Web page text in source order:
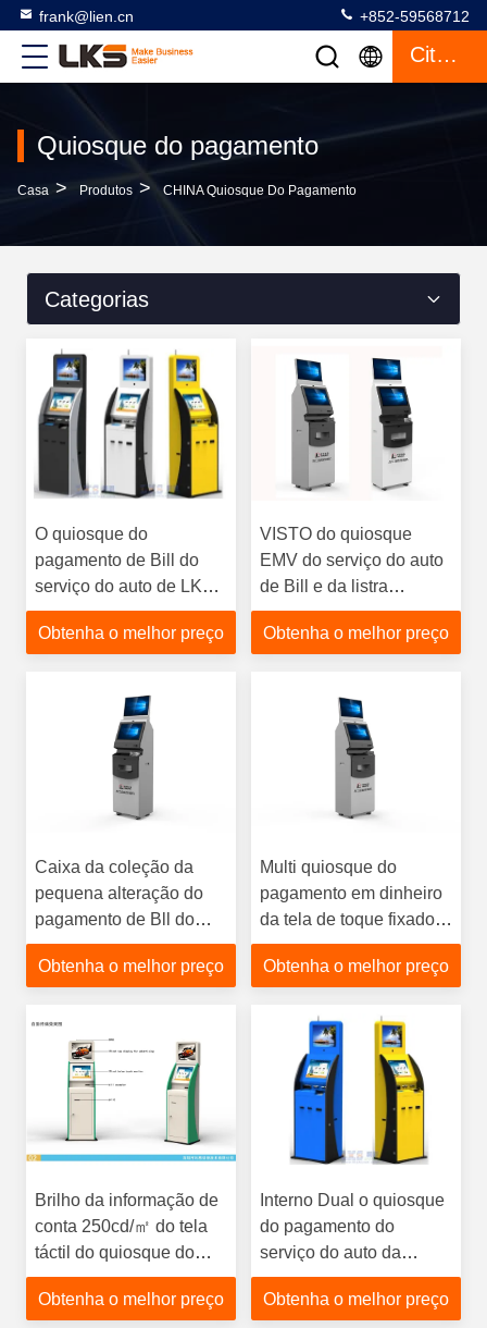
frank@lien.cn +852-59568712
Citações
Quiosque do pagamento
Casa > Produtos > CHINA Quiosque Do Pagamento
Categorias
O quiosque do
pagamento de Bill do
serviço do auto de LKS
parte o painel da
propaganda da luz da
Obtenha o melhor preço
VISTO do quiosque
EMV do serviço do auto
de Bill e da listra
magnética/cartão banco
do mestre lido
Obtenha o melhor preço
Caixa da coleção da
pequena alteração do
pagamento de Bll do
quiosque do centro
comercial para a
Obtenha o melhor preço
Multi quiosque do
pagamento em dinheiro
da tela de toque fixado
na parede com
criptografia da almofada
Obtenha o melhor preço
Brilho da informação de
conta 250cd/㎡ do tela
táctil do quiosque do
pagamento de Bill do
serviço do auto
Obtenha o melhor preço
Interno Dual o quiosque
do pagamento do
serviço do auto da
exposição interativo com
terminal da posição
Obtenha o melhor preço